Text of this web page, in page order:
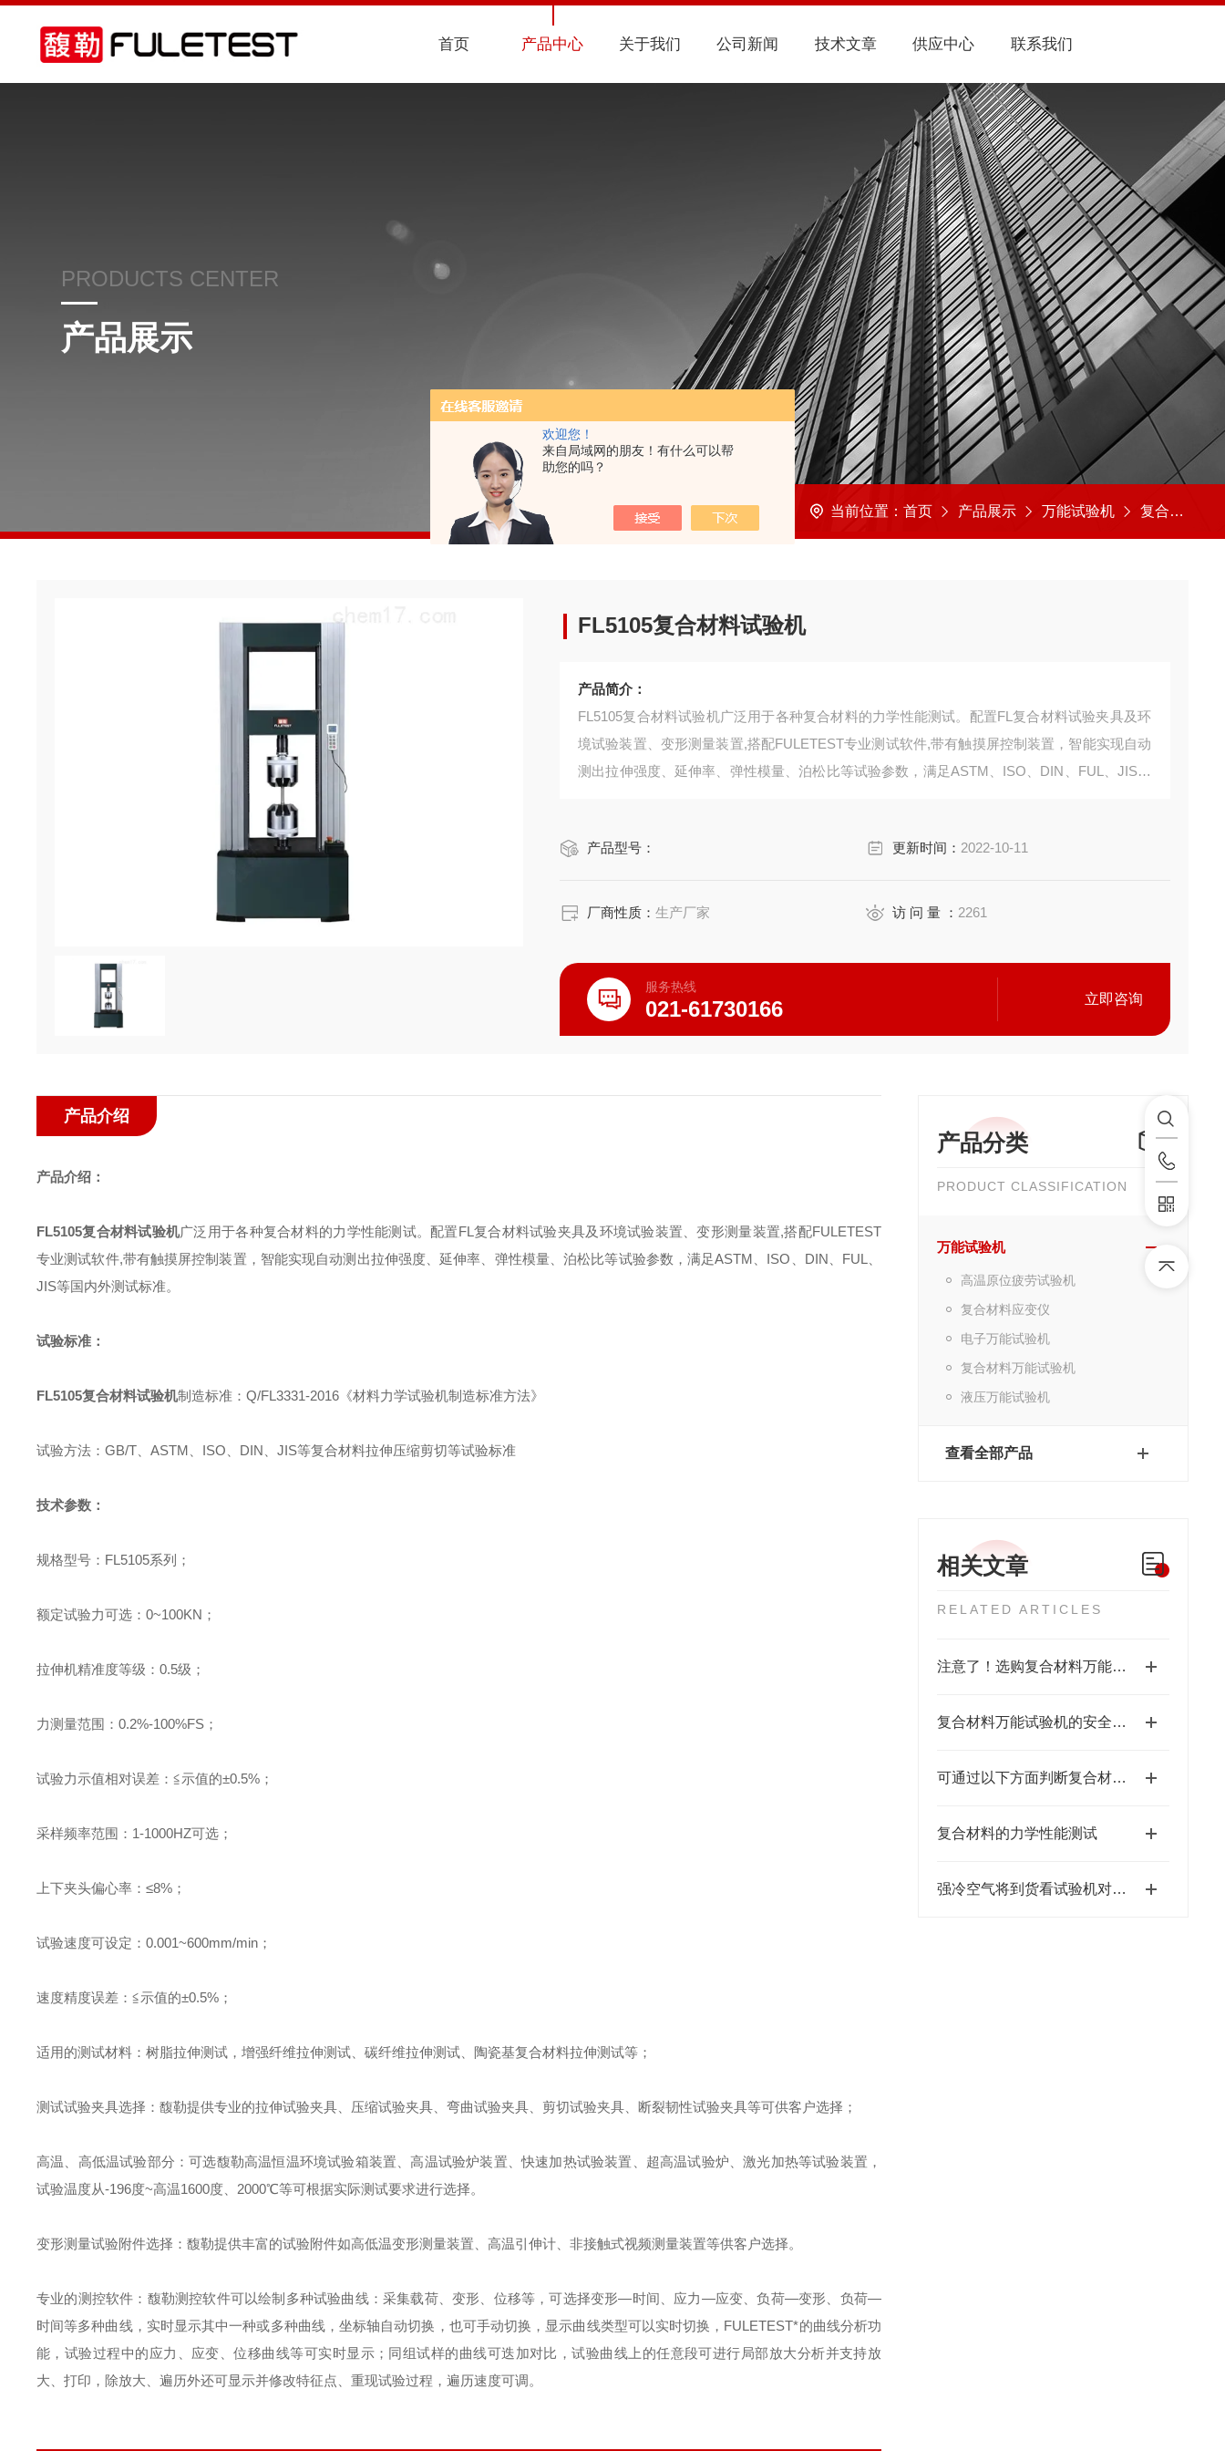
欢迎您！
来自局域网的朋友！有什么可以帮
助您的吗？
首页 产品中心 关于我们 公司新闻 技术文章 供应中心 联系我们
PRODUCTS CENTER
产品展示
当前位置： 首页 产品展示 万能试验机 复合材料万能试验机
FL5105复合材料试验机
产品简介：
FL5105复合材料试验机广泛用于各种复合材料的力学性能测试。配置FL复合材料试验夹具及环
境试验装置、变形测量装置,搭配FULETEST专业测试软件,带有触摸屏控制装置，智能实现自动
测出拉伸强度、延伸率、弹性模量、泊松比等试验参数，满足ASTM、ISO、DIN、FUL、JIS等
产品型号： 更新时间： 2022-10-11
厂商性质：生产厂家 访 问 量 ： 2261
服务热线
021-61730166 立即咨询
产品分类
PRODUCT CLASSIFICATION
万能试验机
高温原位疲劳试验机
复合材料应变仪
电子万能试验机
复合材料万能试验机
液压万能试验机
查看全部产品
相关文章
RELATED ARTICLES
注意了！选购复合材料万能试验机时要考虑这些事项
复合材料万能试验机的安全与效率
可通过以下方面判断复合材料万能试验机的好坏
复合材料的力学性能测试
强冷空气将到货看试验机对室温的要求
产品介绍
产品介绍：
FL5105复合材料试验机广泛用于各种复合材料的力学性能测试。配置FL 复合材料试验夹具及环境试验装置、变形测量装置,搭配FULETEST
专业测试软件,带有触摸屏控制装置，智能实现自动测出拉伸强度、延伸率、弹性模量、泊松比等试验参数，满足ASTM ISO DIN FUL
JIS等国内外测试标准。
试验标准：
FL5105复合材料试验机制造标准： Q/FL3331-2016 《材料力学试验机制造标准方法》
试验方法： GB/T ASTM ISO DIN JIS等复合材料拉伸压缩剪切等试验标准
技术参数：
规格型号： FL5105系列；
额定试验力可选： 0~100KN ；
拉伸机精准度等级： 0.5级；
力测量范围： 0.2%-100%FS ；
试验力示值相对误差：≦示值的±0.5% ；
采样频率范围： 1-1000HZ可选；
上下夹头偏心率：≤8% ；
试验速度可设定： 0.001~600mm/min ；
速度精度误差：≦示值的±0.5% ；
适用的测试材料：树脂拉伸测试，增强纤维拉伸测试、碳纤维拉伸测试、陶瓷基复合材料拉伸测试等；
测试试验夹具选择：馥勒提供专业的拉伸试验夹具、压缩试验夹具、弯曲试验夹具、剪切试验夹具、断裂韧性试验夹具等可供客户选择；
高温、高低温试验部分：可选馥勒高温恒温环境试验箱装置、高温试验炉装置、快速加热试验装置、超高温试验炉、激光加热等试验装置，
试验温度从-196度~高温1600度、 2000℃等可根据实际测试要求进行选择。
变形测量试验附件选择：馥勒提供丰富的试验附件如高低温变形测量装置、高温引伸计、非接触式视频测量装置等供客户选择。
专业的测控软件：馥勒测控软件可以绘制多种试验曲线：采集载荷、变形、位移等，可选择变形—时间、应力—应变、负荷—变形、负荷—
时间等多种曲线，实时显示其中一种或多种曲线，坐标轴自动切换，也可手动切换，显示曲线类型可以实时切换， FULETEST*的曲线分析功
能，试验过程中的应力、应变、位移曲线等可实时显示；同组试样的曲线可迭加对比，试验曲线上的任意段可进行局部放大分析并支持放
大、打印，除放大、遍历外还可显示并修改特征点、重现试验过程，遍历速度可调。